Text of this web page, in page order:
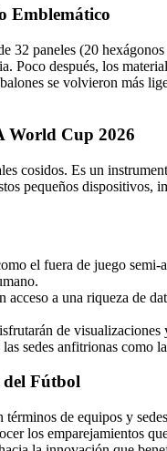
Emblemático
paneles (20
Poco después, los
se volvieron más
World Cup 2026
cosidos. Es un
pequeños
el fuera de juego
acceso a una riqueza de
de
sedes anfitrionas como la
Fútbol
de equipos y
los emparejamientos